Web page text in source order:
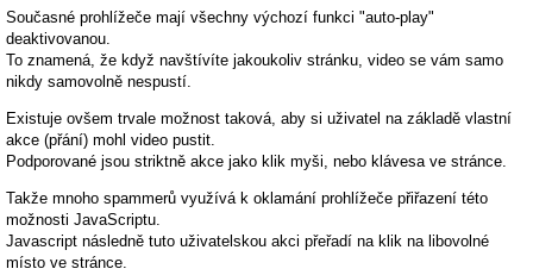
Současné prohlížeče mají všechny výchozí funkci "auto-play"
deaktivovanou.
To znamená, že když navštívíte jakoukoliv stránku, video se vám samo
nikdy samovolně nespustí.
Existuje ovšem trvale možnost taková, aby si uživatel na základě vlastní
akce (přání) mohl video pustit.
Podporované jsou striktně akce jako klik myši, nebo klávesa ve stránce.
Takže mnoho spammerů využívá k oklamání prohlížeče přiřazení této
možnosti JavaScriptu.
Javascript následně tuto uživatelskou akci přeřadí na klik na libovolné
místo ve stránce.